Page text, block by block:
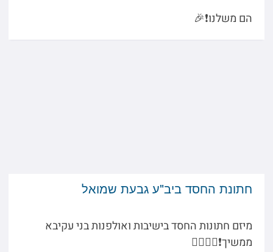
הם משלנו❗️🎉
חתונת החסד ביב"ע גבעת שמואל
מיזם חתונות החסד בישיבות ואולפנות בני עקיבא
ממשיך❗️🤵‍♂️👰‍♀️